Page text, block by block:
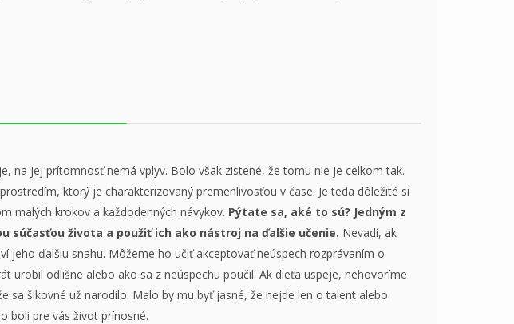
na jej prítomnosť nemá vplyv. Bolo však zistené, že tomu nie je celkom tak.
ktorý je charakterizovaný premenlivosťou v čase. Je teda dôležité si
malých krokov a každodenných návykov. Pýtate sa, aké to sú? Jedným z
súčasťou života a použiť ich ako nástroj na ďalšie učenie. Nevadí, ak
jeho ďalšiu snahu. Môžeme ho učiť akceptovať neúspech rozprávaním o
odlišne alebo ako sa z neúspechu poučil. Ak dieťa uspeje, nehovoríme
sa šikovné už narodilo. Malo by mu byť jasné, že nejde len o talent alebo
boli pre vás život prínosné.